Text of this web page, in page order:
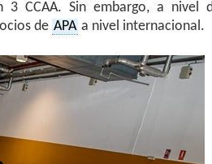
3 CCAA. Sin embargo, a nivel
de APA a nivel internacional.